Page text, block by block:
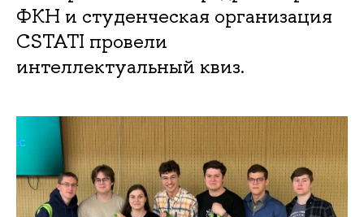
ФКН и студенческая организация
CSTATI провели
интеллектуальный квиз.